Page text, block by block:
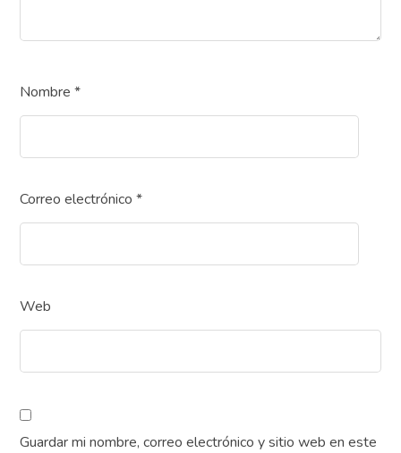
Nombre*
Correo electrónico*
Web
Guardar mi nombre, correo electrónico y sitio web en este